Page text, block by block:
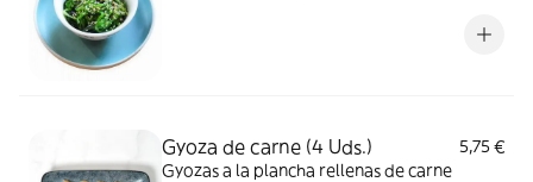
Gyoza de carne (4 Uds.)
5,75 €
Gyozas a la plancha rellenas de carne